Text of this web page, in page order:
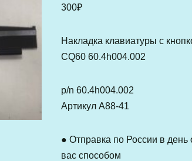
300₽
Накладка клавиатуры с
CQ60 60.4h004.002
p/n 60.4h004.002
Артикул A88-41
● Отправка по России в
вас способом